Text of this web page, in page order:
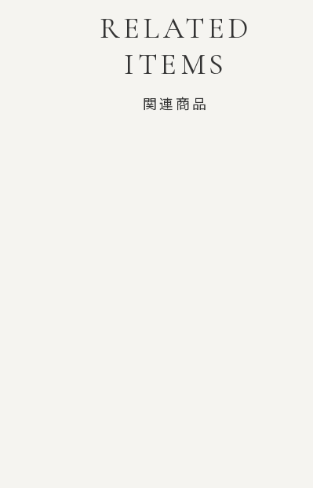
RELATED
ITEMS
関連商品